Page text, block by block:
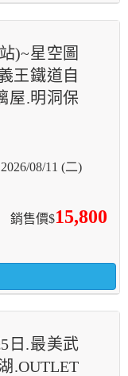
)~星空圖
王鐵道自
屋.明洞保
2026/08/11 (二)
銷售價$15,800
日.最美武
.OUTLET